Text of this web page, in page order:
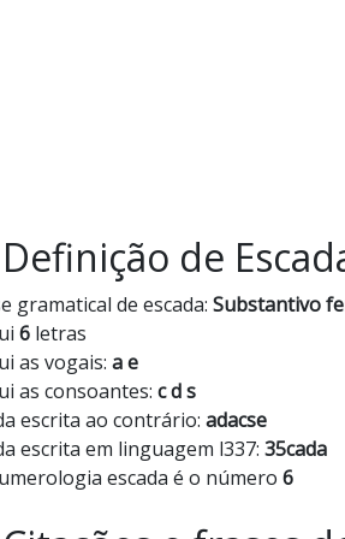
Definição de
gramatical de escada: Substantivo
6 letras
as vogais: a e
as consoantes: c d s
escrita ao contrário: adacse
escrita em linguagem l337: 35cada
escada é o número 6